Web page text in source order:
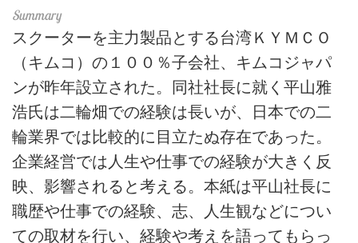
スクーターを主力製品とする台湾ＫＹＭＣＯ
（キムコ）の１００％子会社、キムコジャパ
ンが昨年設立された。同社社長に就く平山雅
浩氏は二輪畑での経験は長いが、日本での二
輪業界では比較的に目立たぬ存在であった。
企業経営では人生や仕事での経験が大きく反
映、影響されると考える。本紙は平山社長に
職歴や仕事での経験、志、人生観などについ
ての取材を行い、経験や考えを語ってもらっ